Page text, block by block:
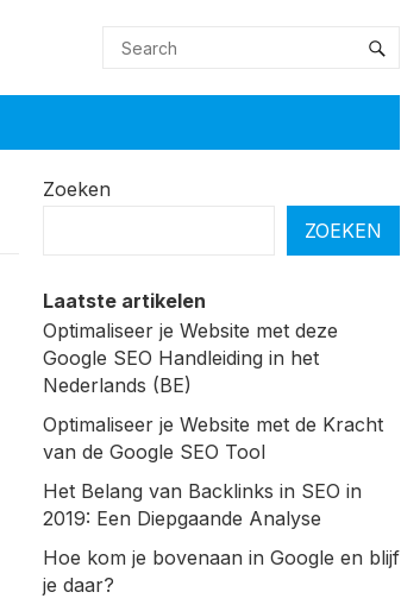
Zoeken
ZOEKEN
Laatste artikelen
Optimaliseer je Website met deze
Google SEO Handleiding in het
Nederlands (BE)
Optimaliseer je Website met de Kracht
van de Google SEO Tool
Het Belang van Backlinks in SEO in
2019: Een Diepgaande Analyse
Hoe kom je bovenaan in Google en blijf
je daar?